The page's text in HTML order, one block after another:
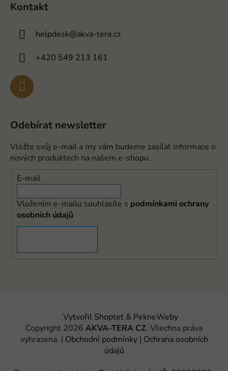
Kontakt
helpdesk@akva-tera.cz
+420 549 213 161
Odebírat newsletter
Vložte svůj e-mail a my vám budeme zasílat informace o
nových produktech na našem e-shopu.
E-mail
Vložením e-mailu souhlasíte s podmínkami ochrany
osobních údajů
Vytvořil Shoptet& PekneWeby
Copyright 2026 AKVA-TERA CZ. Všechna práva
vyhrazena. | Obchodní podmínky| Ochrana osobních
údajů